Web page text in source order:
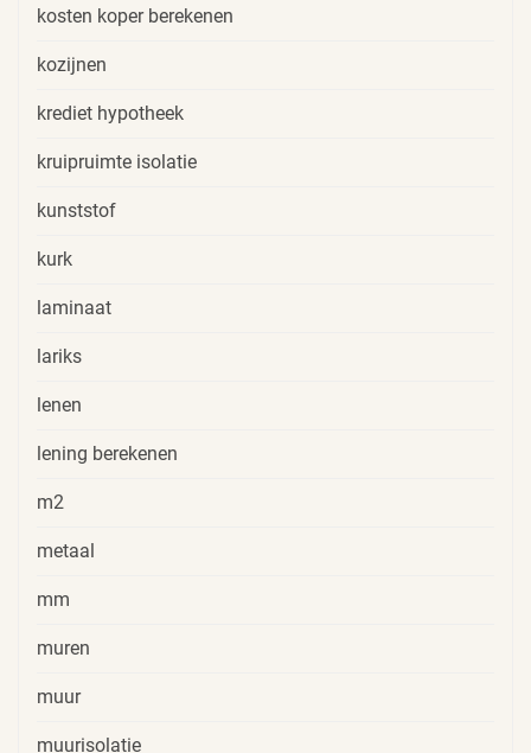
kosten koper berekenen
kozijnen
krediet hypotheek
kruipruimte isolatie
kunststof
kurk
laminaat
lariks
lenen
lening berekenen
m2
metaal
mm
muren
muur
muurisolatie